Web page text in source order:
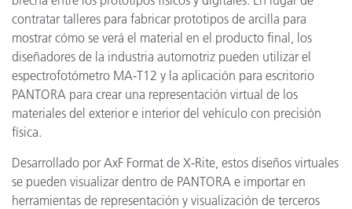
contratar talleres para fabricar prototipos de arcilla para
mostrar cómo se verá el material en el producto final, los
diseñadores de la industria automotriz pueden utilizar el
espectrofotómetro MA-T12 y la aplicación para escritorio
PANTORA para crear una representación virtual de los
materiales del exterior e interior del vehículo con precisión
física.
Desarrollado por AxF Format de X-Rite, estos diseños virtuales
se pueden visualizar dentro de PANTORA e importar en
herramientas de representación y visualización de terceros